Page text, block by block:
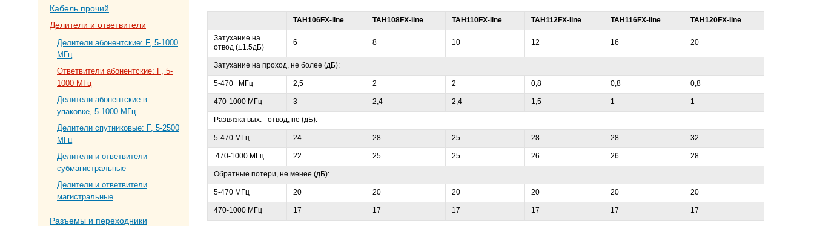
Кабель прочий
Делители и ответвители
Делители абонентские: F, 5-1000
МГц
Ответвители абонентские: F, 5-
1000 МГц
Делители абонентские в
упаковке, 5-1000 МГц
Делители спутниковые: F, 5-2500
МГц
Делители и ответвители
субмагистральные
Делители и ответвители
магистральные
Разъемы и переходники
TAH106FX-line TAH108FX-line TAH110FX-line TAH112FX-line TAH116FX-line TAH120FX-line
Затухание на
отвод (±1.5дБ)
6 8 10 12 16 20
Затухание на проход, не более (дБ):
5-470 МГц 2,5 2 2 0,8 0,8 0,8
470-1000 МГц 3 2,4 2,4 1,5 1 1
Развязка вых. - отвод, не (дБ):
5-470 МГц 24 28 25 28 28 32
470-1000 МГц 22 25 25 26 26 28
Обратные потери, не менее (дБ):
5-470 МГц 20 20 20 20 20 20
470-1000 МГц 17 17 17 17 17 17